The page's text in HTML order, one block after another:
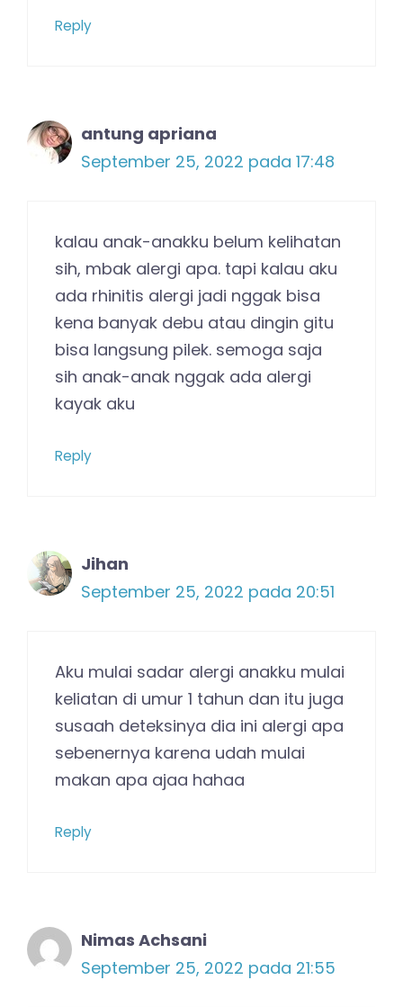
Reply
antung apriana
September 25, 2022 pada 17:48
kalau anak-anakku belum kelihatan
sih, mbak alergi apa. tapi kalau aku
ada rhinitis alergi jadi nggak bisa
kena banyak debu atau dingin gitu
bisa langsung pilek. semoga saja
sih anak-anak nggak ada alergi
kayak aku
Reply
Jihan
September 25, 2022 pada 20:51
Aku mulai sadar alergi anakku mulai
keliatan di umur 1 tahun dan itu juga
susaah deteksinya dia ini alergi apa
sebenernya karena udah mulai
makan apa ajaa hahaa
Reply
Nimas Achsani
September 25, 2022 pada 21:55